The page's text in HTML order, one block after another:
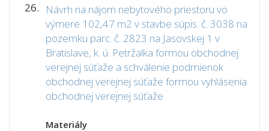
26.
Návrh na nájom nebytového priestoru vo
výmere 102,47 m2 v stavbe súpis. č. 3038 na
pozemku parc. č. 2823 na Jasovskej 1 v
Bratislave, k. ú. Petržalka formou obchodnej
verejnej súťaže a schválenie podmienok
obchodnej verejnej súťaže formou vyhlásenia
obchodnej verejnej súťaže
Materiály